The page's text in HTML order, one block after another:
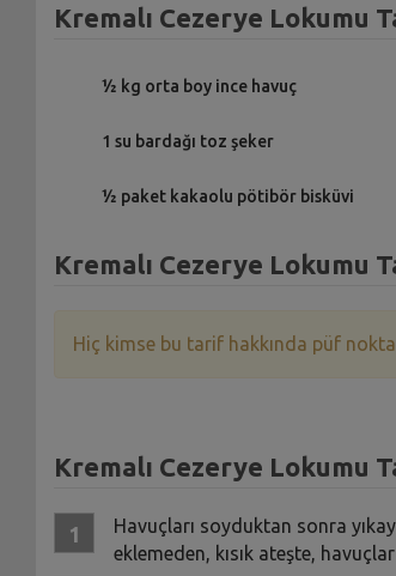
Kremalı Cezerye Lokumu
½ kg orta boy ince havuç
1 su bardağı toz şeker
½ paket kakaolu pötibör bisküvi
Kremalı Cezerye Lokumu
Hiç kimse bu tarif hakkında püf
Kremalı Cezerye Lokumu
Havuçları soyduktan sonra
eklemeden, kısık ateşte,